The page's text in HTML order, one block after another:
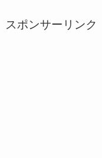
スポンサーリンク